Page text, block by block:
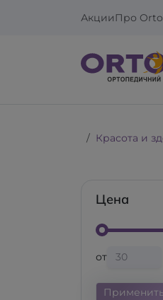
АкцииПро
Красота и
Цена
от
Применить